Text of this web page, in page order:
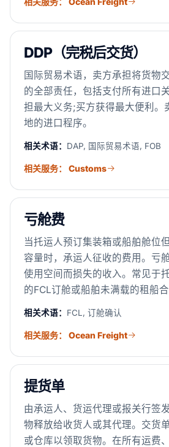
DDP（完税后交货）
国际贸易术语，卖方承担将货物
的全部责任，包括支付所有进口
担最大义务;买方获得最大便利。
地的进口程序。
相关术语： DAP, 国际贸易术语, FOB
相关服务： Customs
亏舱费
当托运人预订集装箱或船舶舱位
容量时，承运人征收的费用。亏
使用空间而损失的收入。常见于
的FCL订舱或船舶未满载的租船合
相关术语： FCL, 订舱确认
相关服务： Ocean Freight
提货单
由承运人、货运代理或报关行签
物释放给收货人或其代理。交货
或仓库以领取货物。在所有运费